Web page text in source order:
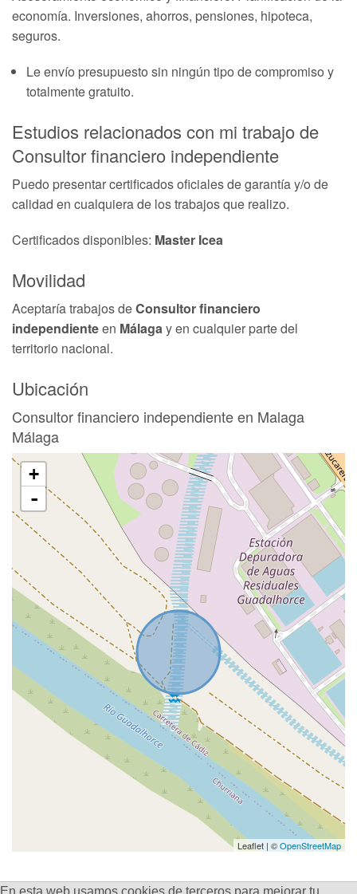
economía. Inversiones, ahorros, pensiones, hipoteca,
seguros.
Le envío presupuesto sin ningún tipo de compromiso y
totalmente gratuito.
Estudios relacionados con mi trabajo de
Consultor financiero independiente
Puedo presentar certificados oficiales de garantía y/o de
calidad en cualquiera de los trabajos que realizo.
Certificados disponibles: Master Icea
Movilidad
Aceptaría trabajos deConsultor financiero
independienteen Málagay en cualquier parte del
territorio nacional.
Ubicación
Consultor financiero independiente en Malaga
Málaga
+
-
Leaflet | ©OpenStreetMap
En esta web usamos cookies de terceros para mejorar tu